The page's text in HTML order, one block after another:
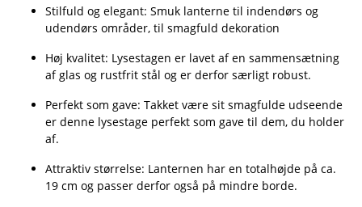
Stilfuld og elegant: Smuk lanterne til indendørs og
udendørs områder, til smagfuld dekoration
Høj kvalitet: Lysestagen er lavet af en sammensætning
af glas og rustfrit stål og er derfor særligt robust.
Perfekt som gave: Takket være sit smagfulde udseende
er denne lysestage perfekt som gave til dem, du holder
af.
Attraktiv størrelse: Lanternen har en totalhøjde på ca.
19 cm og passer derfor også på mindre borde.